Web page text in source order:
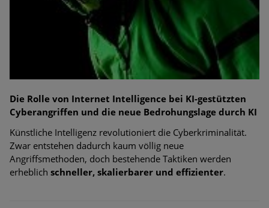
Die Rolle von Internet Intelligence bei KI-gestützten
Cyberangriffen und die neue Bedrohungslage durch KI
Künstliche Intelligenz revolutioniert die Cyberkriminalität.
Zwar entstehen dadurch kaum völlig neue
Angriffsmethoden, doch bestehende Taktiken werden
erheblich schneller, skalierbarer und effizienter.